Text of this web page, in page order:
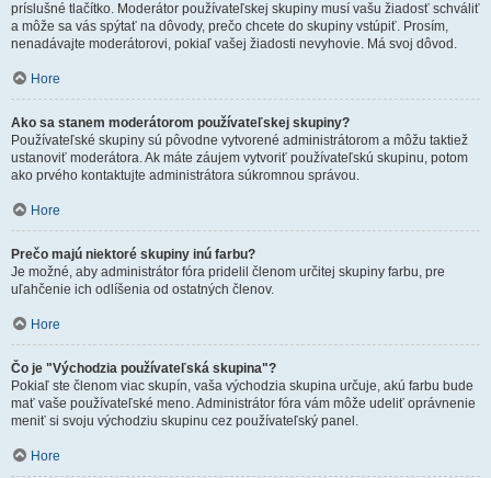
príslušné tlačítko. Moderátor používateľskej skupiny musí vašu žiadosť schváliť
a môže sa vás spýtať na dôvody, prečo chcete do skupiny vstúpiť. Prosím,
nenadávajte moderátorovi, pokiaľ vašej žiadosti nevyhovie. Má svoj dôvod.
Hore
Ako sa stanem moderátorom používateľskej skupiny?
Používateľské skupiny sú pôvodne vytvorené administrátorom a môžu taktiež
ustanoviť moderátora. Ak máte záujem vytvoriť používateľskú skupinu, potom
ako prvého kontaktujte administrátora súkromnou správou.
Hore
Prečo majú niektoré skupiny inú farbu?
Je možné, aby administrátor fóra pridelil členom určitej skupiny farbu, pre
uľahčenie ich odlíšenia od ostatných členov.
Hore
Čo je "Východzia používateľská skupina"?
Pokiaľ ste členom viac skupín, vaša východzia skupina určuje, akú farbu bude
mať vaše používateľské meno. Administrátor fóra vám môže udeliť oprávnenie
meniť si svoju východziu skupinu cez používateľský panel.
Hore